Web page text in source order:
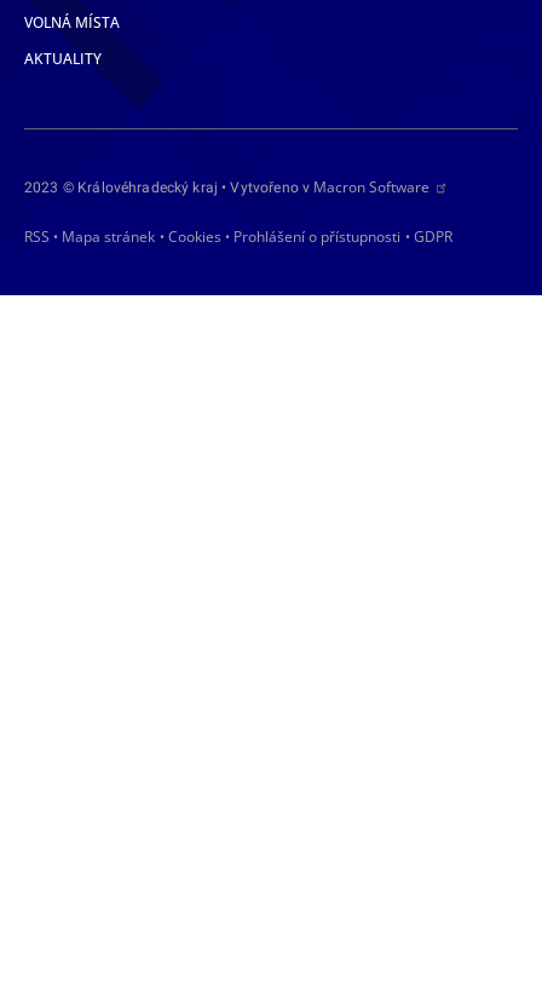
VOLNÁ MÍSTA
AKTUALITY
2023 © Královéhradecký kraj • Vytvořeno v Macron Software
RSS • Mapa stránek • Cookies • Prohlášení o přístupnosti • GDPR